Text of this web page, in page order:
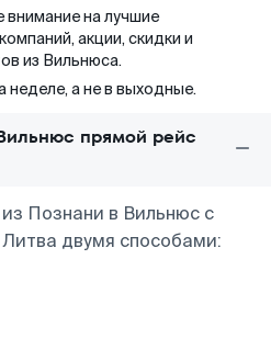
на лучшие
акции, скидки и
из Вильнюса.
неделе, а не в выходные.
прямой рейс
Познани в Вильнюс с
двумя способами: